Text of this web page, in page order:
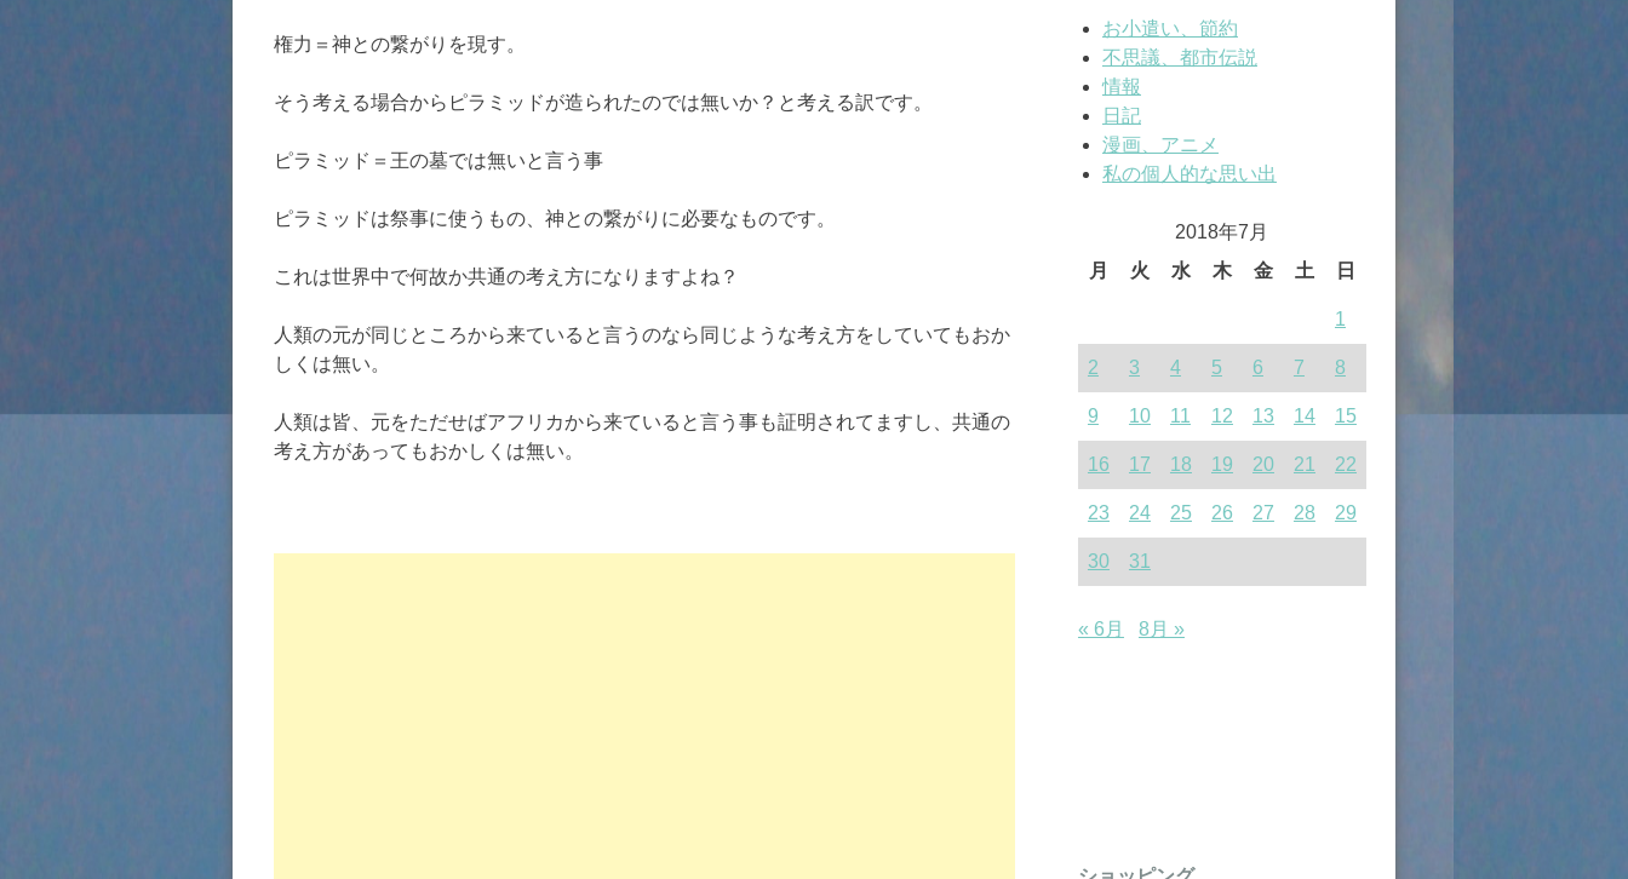
権力＝神との繋がりを現す。
そう考える場合からピラミッドが造られたのでは無いか？と考える訳です。
ピラミッド＝王の墓では無いと言う事
ピラミッドは祭事に使うもの、神との繋がりに必要なものです。
これは世界中で何故か共通の考え方になりますよね？
人類の元が同じところから来ていると言うのなら同じような考え方をしていてもおか
しくは無い。
人類は皆、元をただせばアフリカから来ていると言う事も証明されてますし、共通の
考え方があってもおかしくは無い。
お小遣い、節約
不思議、都市伝説
情報
日記
漫画、アニメ
私の個人的な思い出
2018年7月
月
火 水 木 金 土 日
1
2 3 4 5 6 7 8
9 10 11 12 13 14 15
16 17 18 19 20 21 22
23 24 25 26 27 28 29
30 31
« 6月 8月 »